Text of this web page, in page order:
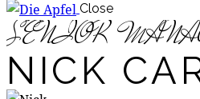
Close
SENIOR
NICK